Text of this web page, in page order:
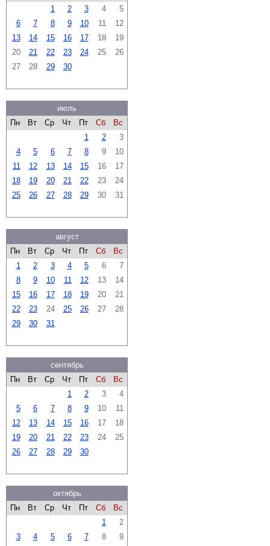
1
2 3 4
5
6
7 8 9 10 11
12
13
14 15 16 17 18
19
20
21 22 23 24 25
26
27
28 29 30
июль
Пн
Вт Ср Чт Пт Сб
Вс
1
2
3
4
5 6 7 8 9
10
11
12 13 14 15 16
17
18
19 20 21 22 23
24
25
26 27 28 29 30 31
август
Пн
Вт Ср Чт Пт Сб
Вс
1
2 3 4 5 6
7
8
9 10 11 12 13
14
15
16 17 18 19 20
21
22
23 24 25 26 27
28
29
30 31
сентябрь
Пн
Вт Ср Чт Пт Сб
Вс
1
2 3
4
5
6 7 8 9 10
11
12
13 14 15 16 17
18
19
20 21 22 23 24
25
26
27 28 29 30
октябрь
Пн
Вт Ср Чт Пт Сб
Вс
1
2
3
4 5 6 7 8
9